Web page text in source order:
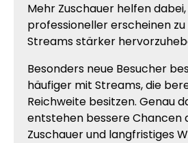
Mehr Zuschauer helfen
professioneller erscheinen
Streams stärker
Besonders neue Besucher
häufiger mit Streams, die
Reichweite besitzen. Genau
entstehen bessere Chancen
Zuschauer und langfristiges